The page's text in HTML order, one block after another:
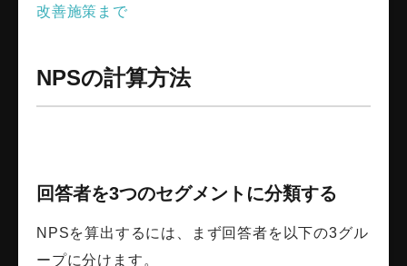
改善施策まで
NPSの計算方法
回答者を3つのセグメントに分類する
NPSを算出するには、まず回答者を以下の3グル
ープに分けます。